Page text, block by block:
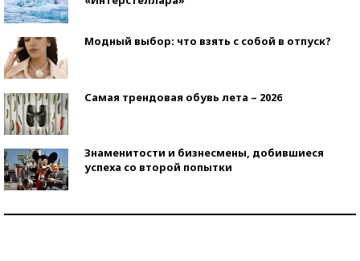
Модный выбор: что взять с собой в отпуск?
Самая трендовая обувь лета – 2026
Знаменитости и бизнесмены, добившиеся
успеха со второй попытки